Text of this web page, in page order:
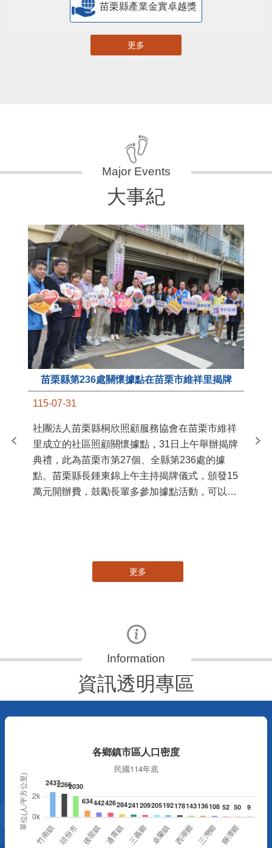
苗栗縣產業金實卓越獎
更多
大事紀
苗栗縣第236處關懷據點在苗栗市維祥里揭牌
115-07-31
社團法人苗栗縣桐欣照顧服務協會在苗栗市維祥
里成立的社區照顧關懷據點，31日上午舉辦揭牌
典禮，此為苗栗市第27個、全縣第236處的據
點。苗栗縣長鍾東錦上午主持揭牌儀式，頒發15
萬元開辦費，鼓勵長輩多參加據點活動，可以更
苗
更多
資訊透明專區